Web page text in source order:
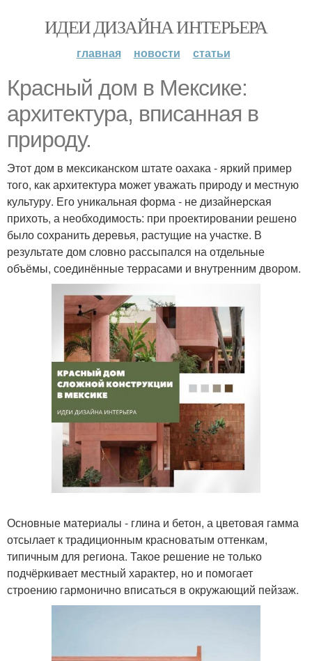
ИДЕИ ДИЗАЙНА ИНТЕРЬЕРА
главная новости статьи
Красный дом в Мексике:
архитектура, вписанная в
природу.
Этот дом в мексиканском штате оахака - яркий пример
того, как архитектура может уважать природу и местную
культуру. Его уникальная форма - не дизайнерская
прихоть, а необходимость: при проектировании решено
было сохранить деревья, растущие на участке. В
результате дом словно рассыпался на отдельные
объёмы, соединённые террасами и внутренним двором.
Основные материалы - глина и бетон, а цветовая гамма
отсылает к традиционным красноватым оттенкам,
типичным для региона. Такое решение не только
подчёркивает местный характер, но и помогает
строению гармонично вписаться в окружающий пейзаж.